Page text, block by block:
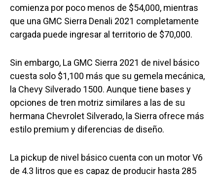
comienza por poco menos de $54,000, mientras
que una GMC Sierra Denali 2021 completamente
cargada puede ingresar al territorio de $70,000.
Sin embargo, La GMC Sierra 2021 de nivel básico
cuesta solo $1,100 más que su gemela mecánica,
la Chevy Silverado 1500. Aunque tiene bases y
opciones de tren motriz similares a las de su
hermana Chevrolet Silverado, la Sierra ofrece más
estilo premium y diferencias de diseño.
La pickup de nivel básico cuenta con un motor V6
de 4.3 litros que es capaz de producir hasta 285